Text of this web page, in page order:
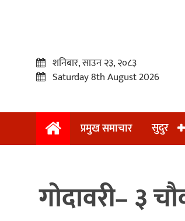
प्रमुख
शनिबार, साउन २३, २०८३
Saturday 8th August 2026
प्रमुख समाचार सुदुर
गोदावरी– ३